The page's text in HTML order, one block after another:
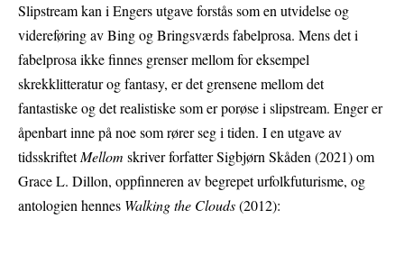
Slipstream kan i Engers utgave forstås som en utvidelse og
videreføring av Bing og Bringsværds fabelprosa. Mens det i
fabelprosa ikke finnes grenser mellom for eksempel
skrekklitteratur og fantasy, er det grensene mellom det
fantastiske og det realistiske som er porøse i slipstream. Enger er
åpenbart inne på noe som rører seg i tiden. I en utgave av
tidsskriftetMellom skriver forfatter Sigbjørn Skåden (2021) om
Grace L. Dillon, oppfinneren av begrepet urfolkfuturisme, og
antologien hennes Walking the Clouds(2012):